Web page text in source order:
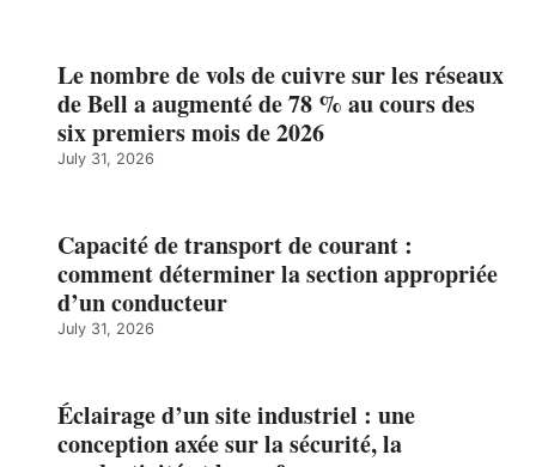
Le nombre de vols de cuivre sur les réseaux
de Bell a augmenté de 78 % au cours des
six premiers mois de 2026
July 31, 2026
Capacité de transport de courant :
comment déterminer la section appropriée
d’un conducteur
July 31, 2026
Éclairage d’un site industriel : une
conception axée sur la sécurité, la